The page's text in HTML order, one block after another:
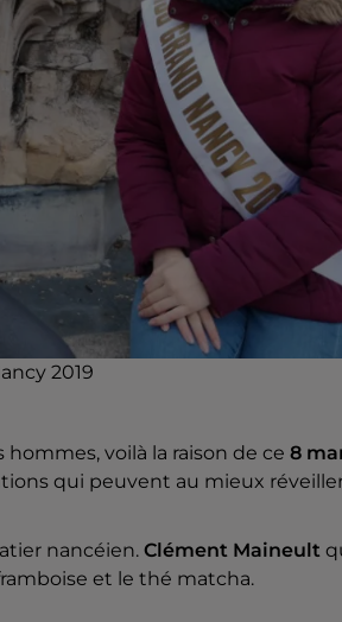
2019
voilà la raison de ce 8
qui peuvent au mieux
nancéien. Clément Maineult
et le thé matcha.